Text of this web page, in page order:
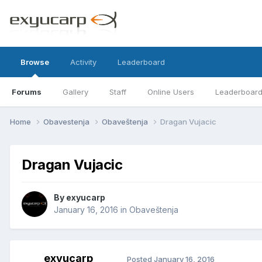
Browse
Forums Gallery Staff Online Users Leaderboard
Activity Leaderboard
Home Obavestenja Obaveštenja Dragan Vujacic
Dragan Vujacic
By exyucarp
January 16, 2016 in Obaveštenja
exyucarp Posted January 16, 2016